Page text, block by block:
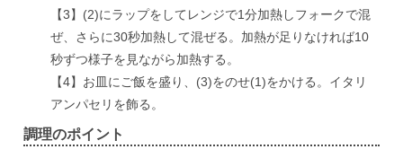
【3】(2)にラップをしてレンジで1分加熱しフォークで混
ぜ、さらに30秒加熱して混ぜる。加熱が足りなければ10
秒ずつ様子を見ながら加熱する。
【4】お皿にご飯を盛り、(3)をのせ(1)をかける。イタリ
アンパセリを飾る。
調理のポイント